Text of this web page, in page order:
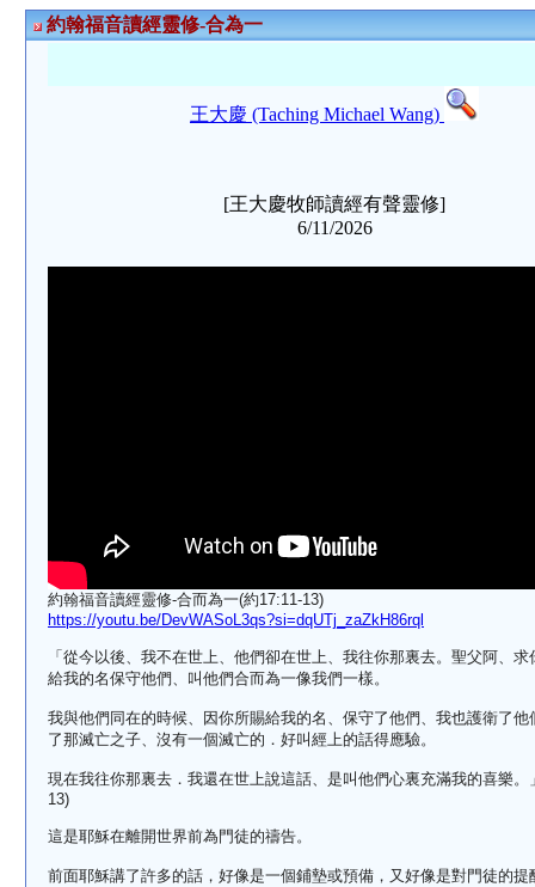
約翰福音讀經靈修-合為一
王大慶 (Taching Michael Wang)
[王大慶牧師讀經有聲靈修]
6/11/2026
約翰福音讀經靈修-合而為一(約17:11-13)
https://youtu.be/DevWASoL3qs?si=dqUTj_zaZkH86rql
「從今以後、我不在世上、他們卻在世上、我往你那裏去。聖父阿、求
給我的名保守他們、叫他們合而為一像我們一樣。
我與他們同在的時候、因你所賜給我的名、保守了他們、我也護衛了他
了那滅亡之子、沒有一個滅亡的．好叫經上的話得應驗。
現在我往你那裏去．我還在世上說這話、是叫他們心裏充滿我的喜樂。
13)
這是耶穌在離開世界前為門徒的禱告。
前面耶穌講了許多的話，好像是一個鋪墊或預備，又好像是對門徒的提